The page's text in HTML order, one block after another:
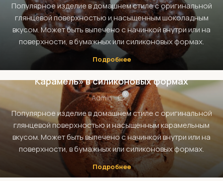
Популярное изделие в домашнем стиле с оригинальной
глянцевой поверхностью и насыщенным шоколадным
вкусом. Может быть выпечено с начинкой внутри или на
поверхности, в бумажных или силиконовых формах.
Подробнее
МАФФИНЫ, КЕКСЫ И КАПКЕЙКИ
Карамельный кекс-маффин на «Бэллабрио
Карамель» в силиконовых формах
Admin 0
Популярное изделие в домашнем стиле с оригинальной
глянцевой поверхностью и насыщенным карамельным
вкусом. Может быть выпечено с начинкой внутри или на
поверхности, в бумажных или силиконовых формах.
Подробнее